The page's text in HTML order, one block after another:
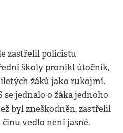
zastřelil policistu
školy pronikl útočník,
žáků jako rukojmí.
se jednalo o žáka jednoho
byl zneškodněn, zastřelil
vedlo není jasné.